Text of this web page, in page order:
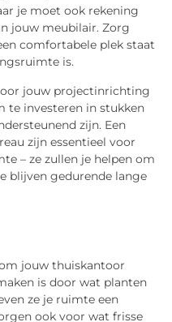
je moet ook rekening
jouw meubilair. Zorg
comfortabele plek staat
is.
jouw projectinrichting
te investeren in stukken
zijn. Een
zijn essentieel voor
– ze zullen je helpen om
blijven gedurende lange
jouw thuiskantoor
is door wat planten
ze je ruimte een
ook voor wat frisse